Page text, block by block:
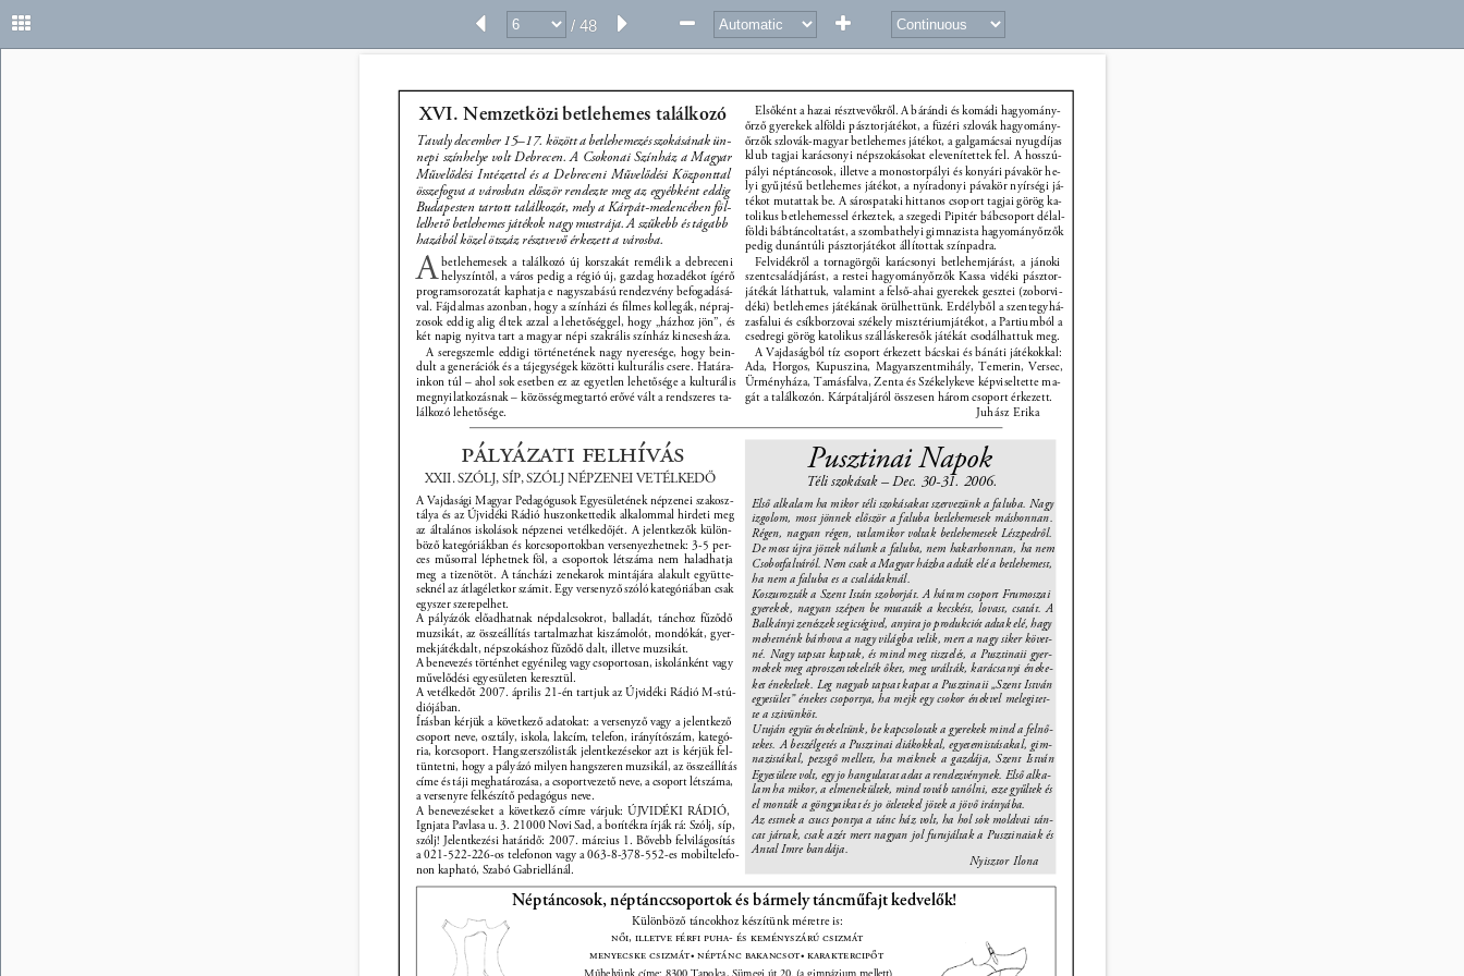
/ 48
Néptáncosok, néptánccsoportok és bármely táncműfajt kedvelők!
Különböző táncokhoz készítünk méretre is:
ni, illetve férfi puha- és keményszárú csizmát
menyecske csizmát • néptánc bakancsot • karaktercipt
Pusztinai Napok
Téli szokásak – Dec. 30-31. 2006.
Első alkalam ha mikor téli szokásakat szervezünk a faluba. Nagy
izgolom, most jönnek először a faluba betlehemesek máshonnan.
Régen, nagyan régen, valamikor voltak betlehemesek Lészpedről.
De most újra jöttek nálunk a faluba, nem hakarhonnan, ha nem
Csobotfalváról. Nem csak a Magyar házba adták elé a betlehemest,
ha nem a faluba es a családaknál.
Koszurozták a Szent Istán szoborját. A háram csoport Frumoszai
gyerekek, nagyan szépen be mutaták a kecskést, lovast, csatát. A
Balkányi zenészek segicségivel, anyira jo produkciót adtak elé, hagy
mehetnénk bárhova a nagy világba velik, mert a nagy siker követ-
né. Nagy tapsat kaptak, és mind meg tisztelés, a Pusztinaii gyer-
mekek meg aproszentekelték őket, meg urálták, karácsanyi éneke-
ket énekeltek. Leg nagyab tapsat kapat a Pusztinaii „Szent István
egyesület” énekes csoportya, ha mejk egy csokor énekvel melegitet-
te a szivünköt.
Utuján együt énekeltünk, be kapcsolotak a gyerekek mind a felnő-
tekes. A beszélgetés a Pusztinai diákokkal, egyetemistásakal, gim-
nazistákal, pezsgő mellett, ha meiknek a gazdája, Szent István
Egyesülete volt, egy jo hangulatat adat a rendezvénynek. Első alka-
lam ha mikor, a elmenekültek, mind továb tanólni, esze gyűltek és
el monták a göngyaikat és jo ötletekel jötek a jövő irányába.
Az estnek a csucs pontya a tánc ház volt, ha hol sok moldvai tán-
cat jártak, csak azét mert nagyan jol furujáltak a Pusztinaiak és
Antal Imre bandája.
Nyisztor Ilona
XVI. Nemzetközi betlehemes találkozó
Tavaly december 15–17. között a betlehemezés szokásának ün-
nepi színhelye volt Debrecen. A Csokonai Színház a Magyar
Művelődési Intézettel és a Debreceni Művelődési Központtal
összefogva a városban először rendezte meg az egyébként eddig
Budapesten tartott találkozót, mely a Kárpát-medencében föl-
lelhető betlehemes játékok nagy mustrája. A szűkebb és tágabb
hazából közel ötszáz résztvevő érkezett a városba.
A betlehemesek a találkozó új korszakát remélik a debreceni
helyszíntől, a város pedig a régió új, gazdag hozadékot ígérő
programsorozatát kaphatja e nagyszabású rendezvény befogadásá-
val. Fájdalmas azonban, hogy a színházi és ﬁlmes kollegák, népraj-
zosok eddig alig éltek azzal a lehetőséggel, hogy „házhoz jön”, és
két napig nyitva tart a magyar népi szakrális színház kincsesháza.
A seregszemle eddigi történetének nagy nyeresége, hogy bein-
dult a generációk és a tájegységek közötti kulturális csere. Határa-
inkon túl – ahol sok esetben ez az egyetlen lehetősége a kulturális
megnyilatkozásnak – közösségmegtartó erővé vált a rendszeres ta-
lálkozó lehetősége.
Elsőként a hazai résztvevőkről. A bárándi és komádi hagyomány-
őrző gyerekek alföldi pásztorjátékot, a füzéri szlovák hagyomány-
őrzők szlovák-magyar betlehemes játékot, a galgamácsai nyugdíjas
klub tagjai karácsonyi népszokásokat elevenítettek fel. A hosszú-
pályi néptáncosok, illetve a monostorpályi és konyári pávakör he-
lyi gyűjtésű betlehemes játékot, a nyíradonyi pávakör nyírségi já-
tékot mutattak be. A sárospataki hittanos csoport tagjai görög ka-
tolikus betlehemessel érkeztek, a szegedi Pipitér bábcsoport délal-
földi bábtáncoltatást, a szombathelyi gimnazista hagyományőrzők
pedig dunántúli pásztorjátékot állítottak színpadra.
Felvidékről a tornagörgői karácsonyi betlehemjárást, a jánoki
szentcsaládjárást, a restei hagyományőrzők Kassa vidéki pásztor-
játékát láthattuk, valamint a felső-ahai gyerekek gesztei (zoborvi-
déki) betlehemes játékának örülhettünk. Erdélyből a szentegyhá-
zasfalui és csíkborzovai székely misztériumjátékot, a Partiumból a
csedregi görög katolikus szálláskeresők játékát csodálhattuk meg.
A Vajdaságból tíz csoport érkezett bácskai és bánáti játékokkal:
Ada, Horgos, Kupuszina, Magyarszentmihály, Temerin, Versec,
Ürményháza, Tamásfalva, Zenta és Székelykeve képviseltette ma-
gát a találkozón. Kárpátaljáról összesen három csoport érkezett.
Juhász Erika
pályázati felhívás
XXII. SZÓLJ, SÍP, SZÓLJ NÉPZENEI VETÉLKEDŐ
A Vajdasági Magyar Pedagógusok Egyesületének népzenei szakosz-
tálya és az Újvidéki Rádió huszonkettedik alkalommal hirdeti meg
az általános iskolások népzenei vetélkedőjét. A jelentkezők külön-
böző kategóriákban és korcsoportokban versenyezhetnek: 3-5 per-
ces műsorral léphetnek föl, a csoportok létszáma nem haladhatja
meg a tizenötöt. A táncházi zenekarok mintájára alakult együtte-
seknél az átlagéletkor számit. Egy versenyző szóló kategóriában csak
egyszer szerepelhet.
A pályázók előadhatnak népdalcsokrot, balladát, tánchoz fűződő
muzsikát, az összeállítás tartalmazhat kiszámolót, mondókát, gyer-
mekjátékdalt, népszokáshoz fűződő dalt, illetve muzsikát.
A benevezés történhet egyénileg vagy csoportosan, iskolánként vagy
művelődési egyesületen keresztül.
A vetélkedőt 2007. április 21-én tartjuk az Újvidéki Rádió M-stú-
diójában.
Írásban kérjük a következő adatokat: a versenyző vagy a jelentkező
csoport neve, osztály, iskola, lakcím, telefon, irányítószám, kategó-
ria, korcsoport. Hangszerszólisták jelentkezésekor azt is kérjük fel-
tüntetni, hogy a pályázó milyen hangszeren muzsikál, az összeállítás
címe és táji meghatározása, a csoportvezető neve, a csoport létszáma,
a versenyre felkészítő pedagógus neve.
A benevezéseket a következő címre várjuk: ÚJVIDÉKI RÁDIÓ,
Ignjata Pavlasa u. 3. 21000 Novi Sad, a borítékra írják rá: Szólj, síp,
szólj! Jelentkezési határidő: 2007. március 1. Bővebb felvilágosítás
a 021-522-226-os telefonon vagy a 063-8-378-552-es mobiltelefo-
non kapható, Szabó Gabriellánál.